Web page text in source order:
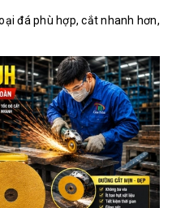
đá phù hợp, cắt nhanh hơn,